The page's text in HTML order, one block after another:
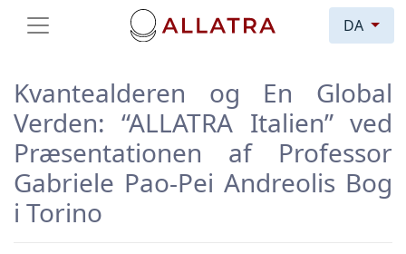
DA
Kvantealderen og En Global
Verden: “ALLATRA Italien” ved
Præsentationen af Professor
Gabriele Pao-Pei Andreolis Bog
i Torino